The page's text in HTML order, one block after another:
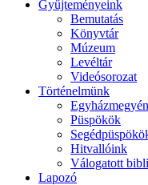
Gyűjteményeink
Bemutatás
Könyvtár
Múzeum
Levéltár
Videósorozat
Történelmünk
Püspökök
Hitvallóink
Válogatott
Lapozó